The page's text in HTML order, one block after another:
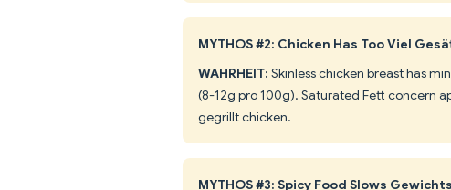
MYTHOS #2: Chicken Has Too Viel
WAHRHEIT: Skinless chicken breast has
(8-12g pro 100g). Saturated Fett concern
gegrillt chicken.
MYTHOS #3: Spicy Food Slows